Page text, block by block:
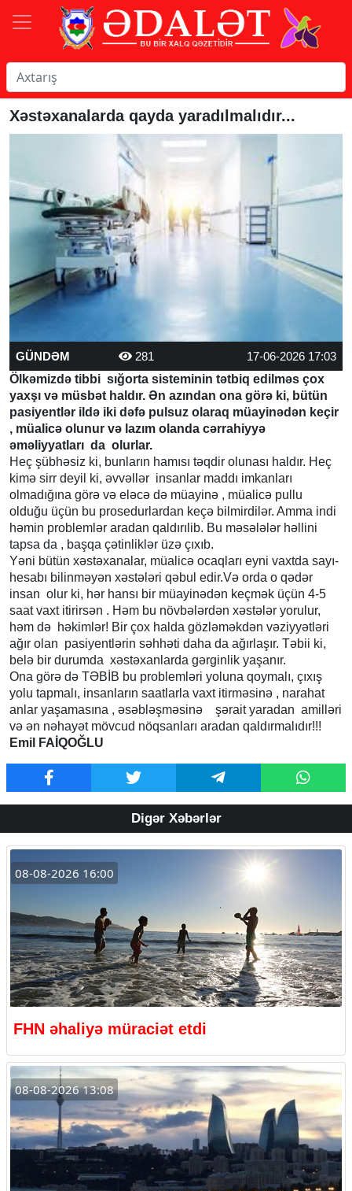
Xəstəxanalarda qayda yaradılmalıdır...
GÜNDƏM 281
17-06-2026 17:03
Ölkəmizdə tibbi sığorta sisteminin tətbiq edilməs çox
yaxşı və müsbət haldır. Ən azından ona görə ki, bütün
pasiyentlər ildə iki dəfə pulsuz olaraq müayinədən keçir
, müalicə olunur və lazım olanda cərrahiyyə
əməliyyatları da olurlar.
Heç şübhəsiz ki, bunların hamısı təqdir olunası haldır. Heç
kimə sirr deyil ki, əvvəllər insanlar maddı imkanları
olmadığına görə və eləcə də müayinə , müalicə pullu
olduğu üçün bu prosedurlardan keçə bilmirdilər. Amma indi
həmin problemlər aradan qaldırılib. Bu məsələlər həllini
tapsa da , başqa çətinliklər üzə çıxıb.
Yəni bütün xəstəxanalar, müalicə ocaqları eyni vaxtda sayı-
hesabı bilinməyən xəstələri qəbul edir.Və orda o qədər
insan olur ki, hər hansı bir müayinədən keçmək üçün 4-5
saat vaxt itirirsən . Həm bu növbələrdən xəstələr yorulur,
həm də həkimlər! Bir çox halda gözləməkdən vəziyyətləri
ağır olan pasiyentlərin səhhəti daha da ağırlaşır. Təbii ki,
belə bir durumda xəstəxanlarda gərginlik yaşanır.
Ona görə də TƏBİB bu problemləri yoluna qoymalı, çıxış
yolu tapmalı, insanların saatlarla vaxt itirməsinə , narahat
anlar yaşamasına , əsəbləşməsinə şərait yaradan amilləri
və ən nəhayət mövcud nöqsanları aradan qaldırmalıdır!!!
Emil FAİQOĞLU
Digər Xəbərlər
08-08-2026 16:00
FHN əhaliyə müraciət etdi
08-08-2026 13:08